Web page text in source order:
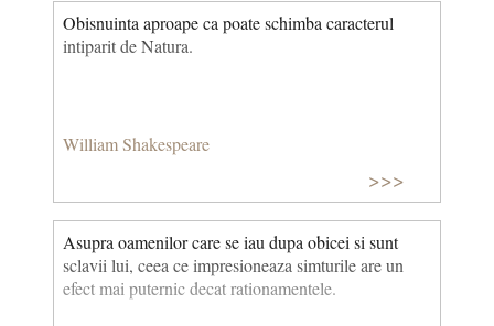
Obisnuinta aproape ca poate schimba caracterul
intiparit de Natura.
William Shakespeare
>>>
Asupra oamenilor care se iau dupa obicei si sunt
sclavii lui, ceea ce impresioneaza simturile are un
efect mai puternic decat rationamentele.